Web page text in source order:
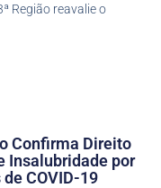
Região reavalie o
Confirma Direito
Insalubridade por
COVID-19